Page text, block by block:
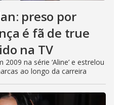
preso por
é fã de true
na TV
na série ‘Aline’ e estrelou
ao longo da carreira